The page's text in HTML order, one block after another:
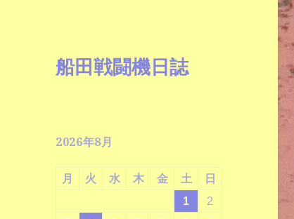
船田戦闘機日誌
2026年8月
月 火 水 木 金 土
日
1
2